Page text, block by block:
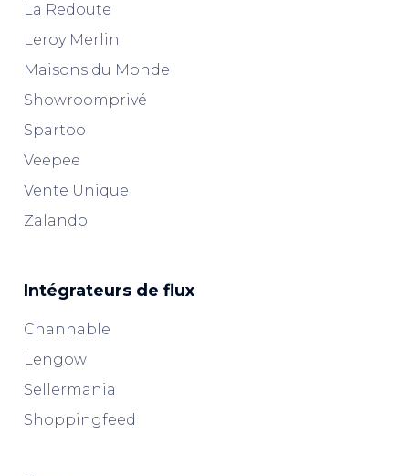
La Redoute
Leroy Merlin
Maisons du Monde
Showroomprivé
Spartoo
Veepee
Vente Unique
Zalando
Intégrateurs de flux
Channable
Lengow
Sellermania
Shoppingfeed